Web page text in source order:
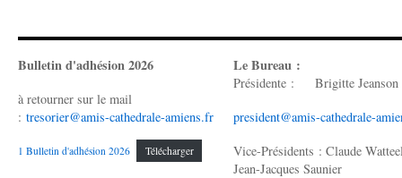
Bulletin d'adhésion 2026
à retourner sur le mail
: tresorier@amis-cathedrale-amiens.fr
1 Bulletin d'adhésion 2026 Télécharger
Le Bureau :
Présidente : Brigitte Jeanson
president@amis-cathedrale-
Vice-Présidents : Claude
Jean-Jacques Saunier